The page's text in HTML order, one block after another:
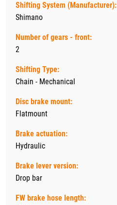
Shifting System (Manufacturer):
Shimano
Number of gears - front:
2
Shifting Type:
Chain - Mechanical
Disc brake mount:
Flatmount
Brake actuation:
Hydraulic
Brake lever version:
Drop bar
FW brake hose length: